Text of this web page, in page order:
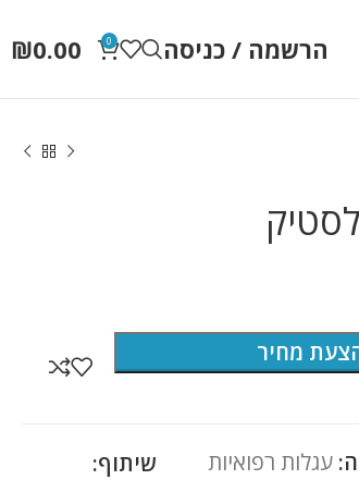
הרשמה / כניסה 0
₪0.00
מחיר
עגלות רפואיות שיתוף: